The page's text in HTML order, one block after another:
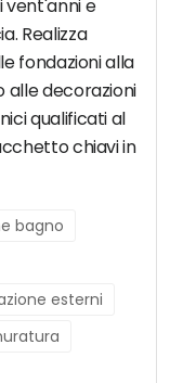
vent'anni e
Realizza
fondazioni alla
alle decorazioni
qualificati al
chiavi in
bagno
esterni